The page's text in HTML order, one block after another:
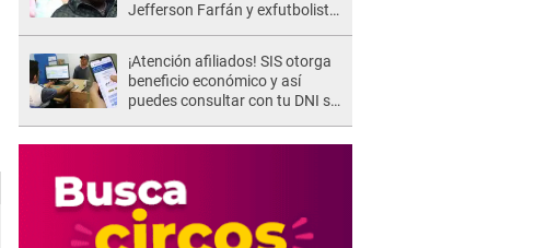
Jefferson Farfán y exfutbolista
¡Atención afiliados! SIS otorga
beneficio económico y así
puedes consultar con tu DNI si